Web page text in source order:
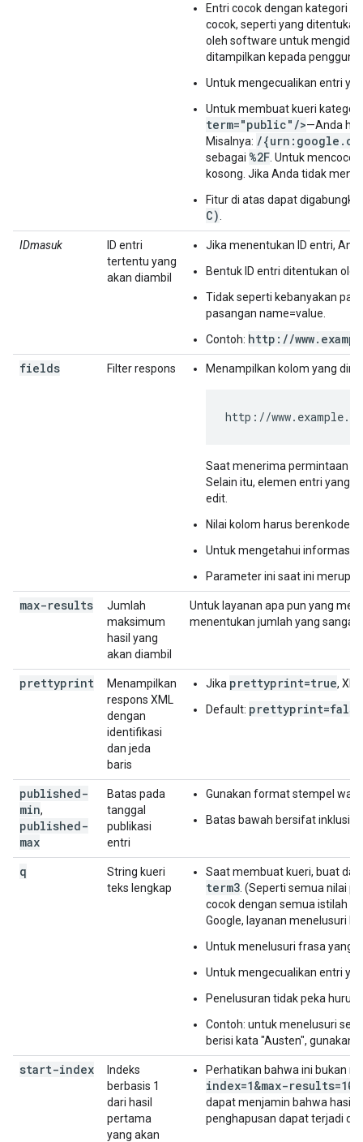
Entri cocok dengan kategori
cocok, seperti yang
oleh software untuk
ditampilkan kepada
Untuk mengecualikan entri
Untuk membuat kueri
term="public"/>—Anda
Misalnya: /
sebagai %2F . Untuk
kosong. Jika Anda tidak
Fitur di atas dapat
C)
IDmasuk
ID entri
tertentu yang
akan diambil
Jika menentukan ID entri,
Bentuk ID entri ditentukan
Tidak seperti kebanyakan
pasangan name=value.
Contoh: http://
fields
Filter respons Menampilkan kolom yang
http://
Saat menerima permintaan
Selain itu, elemen entri yang
edit.
Nilai kolom harus berenkode
Untuk mengetahui informasi
Parameter ini saat ini
max-results
Jumlah
maksimum
hasil yang
akan diambil
Untuk layanan apa pun yang
menentukan jumlah yang sangat
prettyprint
Menampilkan
respons XML
dengan
identifikasi
dan jeda
baris
Jika prettyprint=true,
Default: prettyprint=false
published-
min,
published-
max
Batas pada
tanggal
publikasi
entri
Gunakan format stempel
Batas bawah bersifat
q
String kueri
teks lengkap
Saat membuat kueri, buat
term3 . (Seperti semua nilai
cocok dengan semua istilah
Google, layanan menelusuri
Untuk menelusuri frasa yang
Untuk mengecualikan entri
Penelusuran tidak peka huruf
Contoh: untuk menelusuri
berisi kata "Austen", gunakan
start-index
Indeks
berbasis 1
dari hasil
pertama
yang akan
Perhatikan bahwa ini bukan
index=1&max-results=10
dapat menjamin bahwa
penghapusan dapat terjadi di